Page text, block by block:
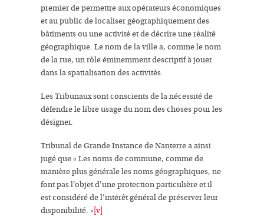
premier de permettre aux opérateurs économiques
et au public de localiser géographiquement des
bâtiments ou une activité et de décrire une réalité
géographique. Le nom de la ville a, comme le nom
de la rue, un rôle éminemmentdescriptifà jouer
dans la spatialisation des activités.
Les Tribunaux sont conscients de la nécessité de
défendrele libre usage du nomdes choses pour les
désigner.
Tribunal de Grande Instance de Nanterre a ainsi
jugé que «Les noms de commune, comme de
manière plus généraleles noms géographiques, ne
font pas l’objet d’une protection particulière et il
est considéré de l’intérêt général de préserver leur
disponibilité. »[v]